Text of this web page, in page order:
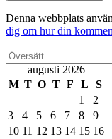
Denna webbplats
dig om hur din
augusti 2026
M T O T F L
S
1
2
3
4 5 6 7 8
9
10 11 12 13 14 15 16